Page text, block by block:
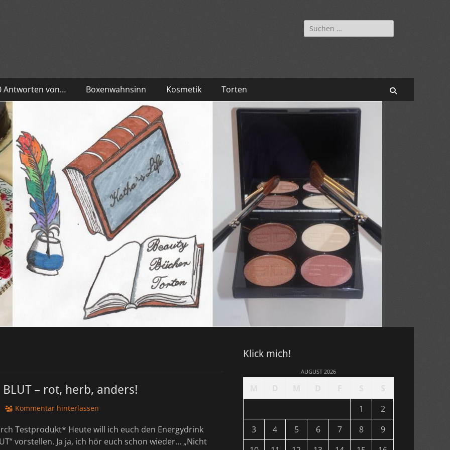
Suchen
nach:
Antworten von… Boxenwahnsinn Kosmetik Torten
BLUT – rot, herb, anders!
Kommentar hinterlassen
Testprodukt* Heute will ich euch den Energydrink
vorstellen. Ja ja, ich hör euch schon wieder… „Nicht
Klick mich!
AUGUST 2026
1
2
3
4 5 6 7 8
9